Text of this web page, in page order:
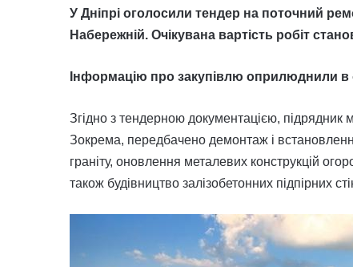
У Дніпрі оголосили тендер на поточний
Набережній. Очікувана вартість робіт
Інформацію про закупівлю оприлюднили в
Згідно з тендерною документацією,
Зокрема, передбачено демонтаж і
граніту, оновлення металевих конструкцій
також будівництво залізобетонних підпірних